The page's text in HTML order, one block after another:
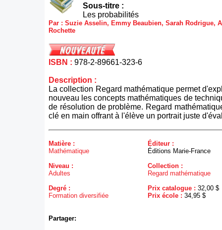
Sous-titre :
Les probabilités
Par : Suzie Asselin, Emmy Beaubien, Sarah Rodrigue,
Rochette
ISBN : 978-2-89661-323-6
Description :
La collection Regard mathématique permet
nouveau les concepts mathématiques de
de résolution de problème. Regard
clé en main offrant à l'élève un portrait juste
Matière :
Mathématique
Niveau :
Adultes
Degré :
Formation diversifiée
Éditeur :
Éditions Marie-France
Collection :
Regard mathématique
Prix catalogue : 32,00 $
Prix école : 34,95 $
Partager: